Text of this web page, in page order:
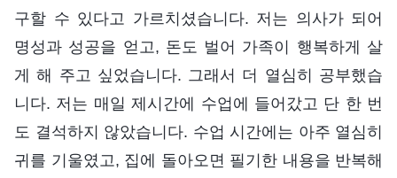
구할 수 있다고 가르치셨습니다. 저는 의사가 되어
명성과 성공을 얻고, 돈도 벌어 가족이 행복하게 살
게 해 주고 싶었습니다. 그래서 더 열심히 공부했습
니다. 저는 매일 제시간에 수업에 들어갔고 단 한 번
도 결석하지 않았습니다. 수업 시간에는 아주 열심히
귀를 기울였고, 집에 돌아오면 필기한 내용을 반복해